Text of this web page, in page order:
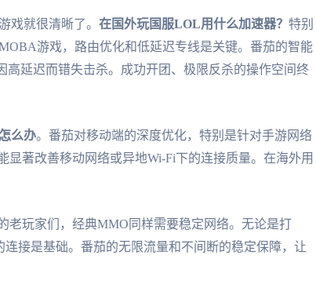
戏就很清晰了。 在国外玩国服LOL用什么加速器？ 特别
游戏，路由优化和低延迟专线是关键。番茄的智能
延迟而错失击杀。成功开团、极限反杀的操作空间终
么办。番茄对移动端的深度优化，特别是针对手游网络
著改善移动网络或异地Wi-Fi下的连接质量。在海外用
老玩家们，经典MMO同样需要稳定网络。无论是打
接是基础。番茄的无限流量和不间断的稳定保障，让